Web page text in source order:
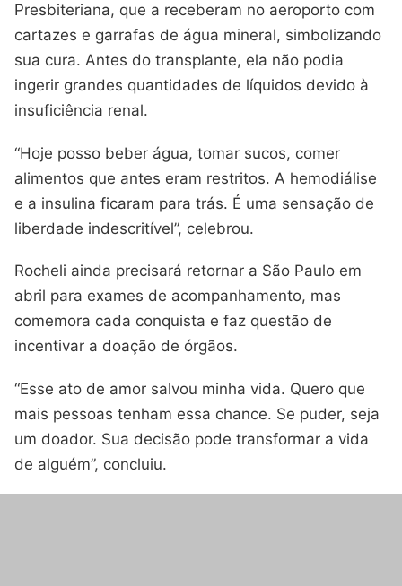
Presbiteriana, que a receberam no aeroporto com
cartazes e garrafas de água mineral, simbolizando
sua cura. Antes do transplante, ela não podia
ingerir grandes quantidades de líquidos devido à
insuficiência renal.
“Hoje posso beber água, tomar sucos, comer
alimentos que antes eram restritos. A hemodiálise
e a insulina ficaram para trás. É uma sensação de
liberdade indescritível”, celebrou.
Rocheli ainda precisará retornar a São Paulo em
abril para exames de acompanhamento, mas
comemora cada conquista e faz questão de
incentivar a doação de órgãos.
“Esse ato de amor salvou minha vida. Quero que
mais pessoas tenham essa chance. Se puder, seja
um doador. Sua decisão pode transformar a vida
de alguém”, concluiu.